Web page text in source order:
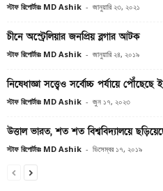
স্টাফ রিপোর্টারঃ MD Ashik - জানুয়ারি ২৩, ২০২১
চীনে অস্ট্রেলিয়ার জনপ্রিয় ব্লগার আটক
স্টাফ রিপোর্টারঃ MD Ashik - জানুয়ারি ২৪, ২০১৯
নিষেধাজ্ঞা সত্ত্বেও সর্বোচ্চ পর্যায়ে পৌঁছেছে
স্টাফ রিপোর্টারঃ MD Ashik - জুন ১৭, ২০২৩
উত্তাল ভারত, শত শত বিশ্ববিদ্যালয়ে
স্টাফ রিপোর্টারঃ MD Ashik - ডিসেম্বর ১৭, ২০১৯